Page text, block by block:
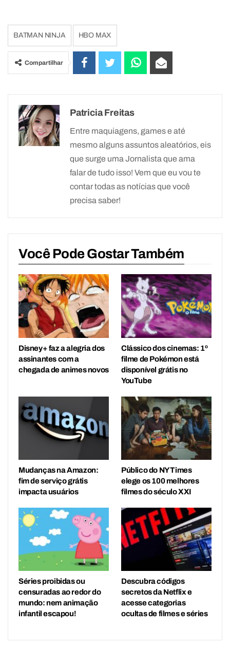
BATMAN NINJA HBO MAX
Compartilhar
Patricia Freitas
Entre maquiagens, games e até
mesmo alguns assuntos aleatórios, eis
que surge uma Jornalista que ama
falar de tudo isso! Vem que eu vou te
contar todas as notícias que você
precisa saber!
Você Pode Gostar Também
Disney+ faz a alegria dos
assinantes com a
chegada de animes novos
Clássico dos cinemas: 1º
filme de Pokémon está
disponível grátis no
YouTube
Mudanças na Amazon:
fim de serviço grátis
impacta usuários
Público do NY Times
elege os 100 melhores
filmes do século XXI
Séries proibidas ou
censuradas ao redor do
mundo: nem animação
infantil escapou!
Descubra códigos
secretos da Netflix e
acesse categorias
ocultas de filmes e séries